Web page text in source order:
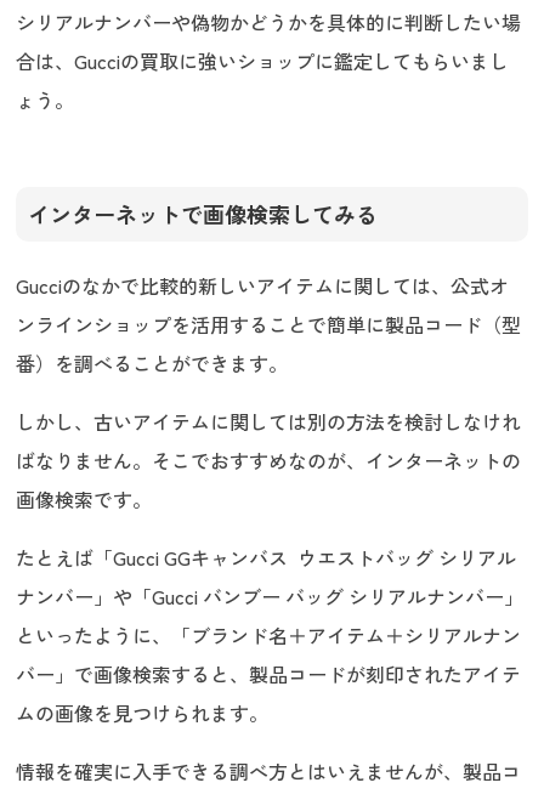
シリアルナンバーや偽物かどうかを具体的に判断したい場
合は、Gucciの買取に強いショップに鑑定してもらいまし
ょう。
インターネットで画像検索してみる
Gucciのなかで比較的新しいアイテムに関しては、公式オ
ンラインショップを活用することで簡単に製品コード（型
番）を調べることができます。
しかし、古いアイテムに関しては別の方法を検討しなけれ
ばなりません。そこでおすすめなのが、インターネットの
画像検索です。
たとえば「Gucci GGキャンバス ウエストバッグ シリアル
ナンバー」や「Gucci バンブー バッグ シリアルナンバー」
といったように、「ブランド名＋アイテム＋シリアルナン
バー」で画像検索すると、製品コードが刻印されたアイテ
ムの画像を見つけられます。
情報を確実に入手できる調べ方とはいえませんが、製品コ